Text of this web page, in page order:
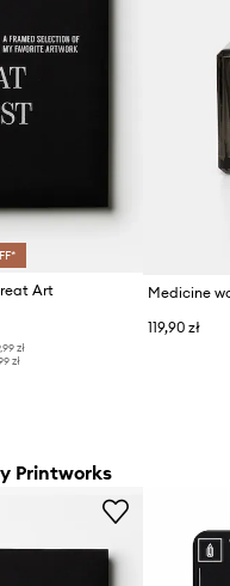
Art
zł
zł
119,90 zł
Printworks